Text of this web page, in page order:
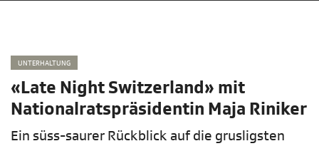
UNTERHALTUNG
«Late Night Switzerland» mit
Nationalratspräsidentin Maja Riniker
Ein süss-saurer Rückblick auf die grusligsten